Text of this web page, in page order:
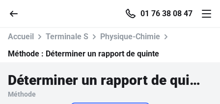
01 76 38 08 47
Accueil
Accueil Terminale S
Physique-Chimie
Méthode : Déterminer un rapport de quinte
Déterminer un rapport de quinte
Méthode